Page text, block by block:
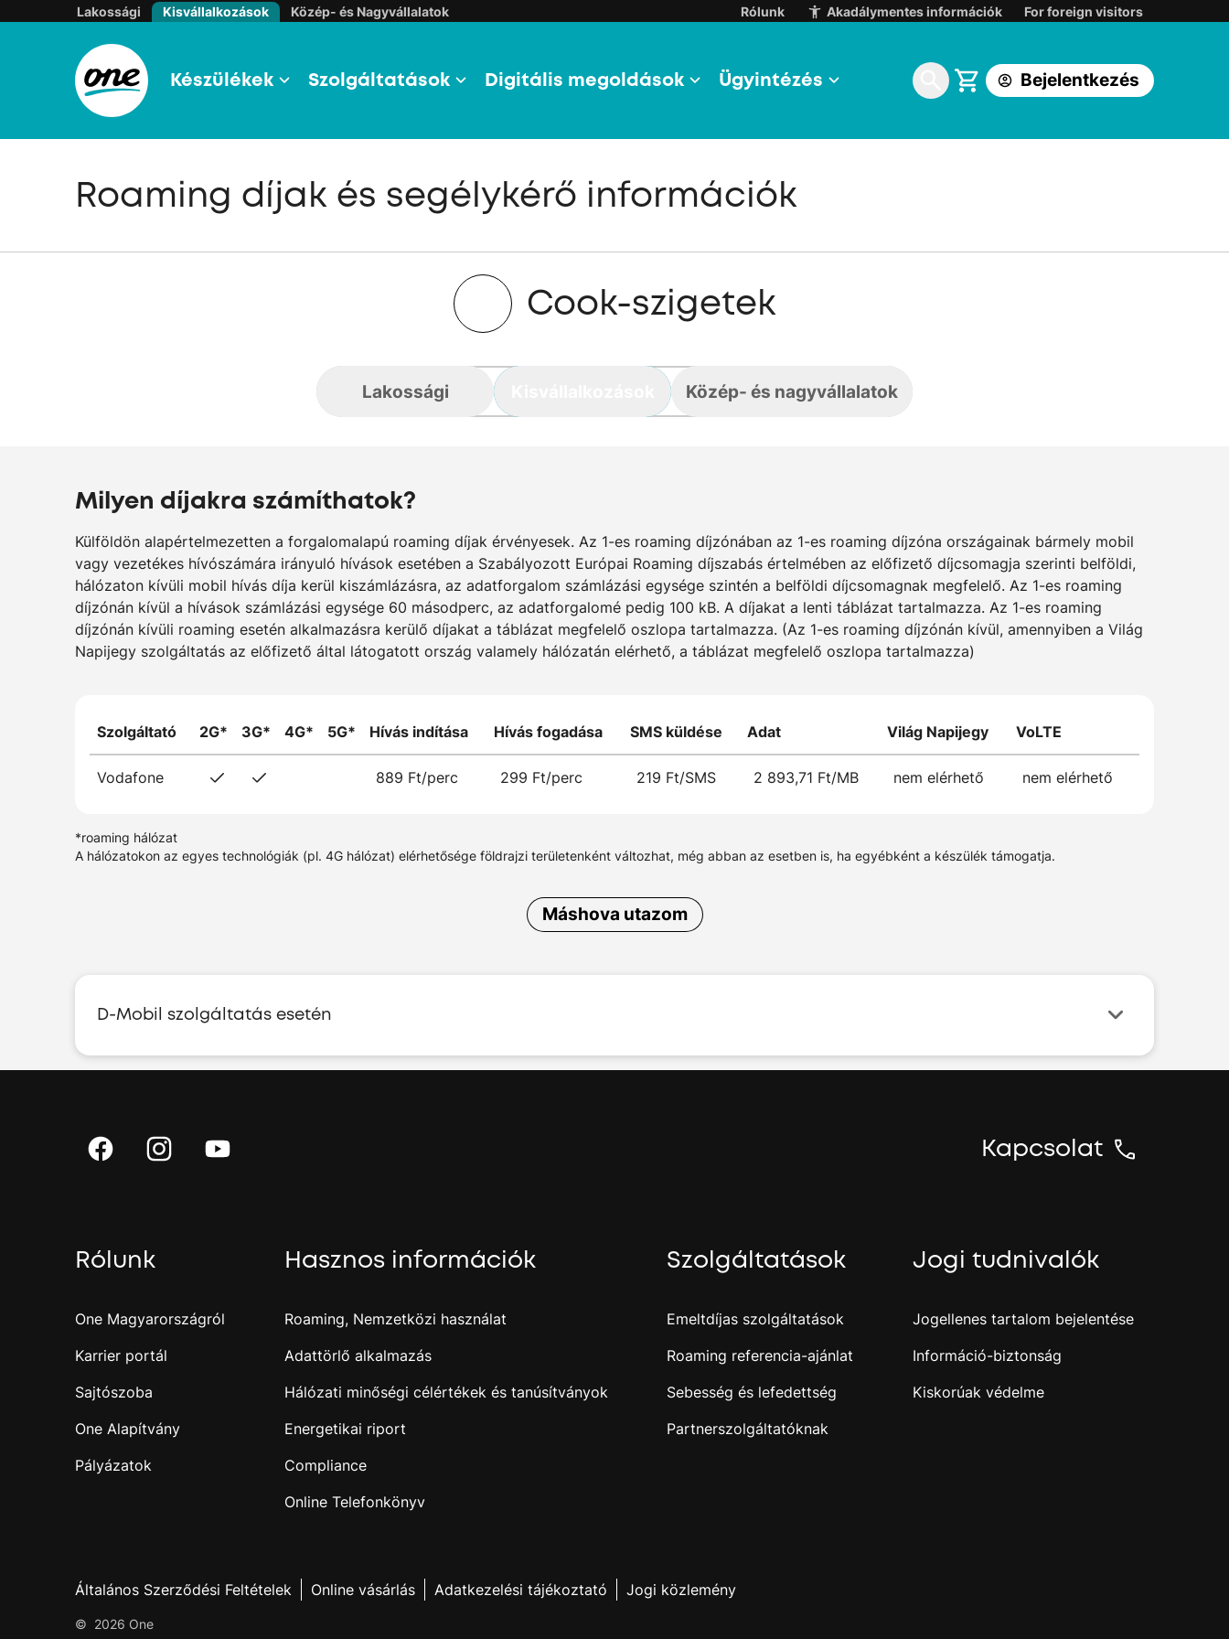
Lakossági Kisvállalkozások Közép- és Nagyvállalatok Rólunk Akadálymentes információk For foreign visitors
Készülékek Szolgáltatások Digitális megoldások Ügyintézés Bejelentkezés
Belépés:
One földfelszíni TV ügyfélkapuba
Roaming díjak és segélykérő információk
Cook-szigetek
Lakossági Közép- és nagyvállalatok
Milyen díjakra számíthatok?
Külföldön alapértelmezetten a forgalomalapú roaming díjak érvényesek. Az 1-es roaming díjzónában az 1-es roaming díjzóna országainak bármely mobil
vagy vezetékes hívószámára irányuló hívások esetében a Szabályozott Európai Roaming díjszabás értelmében az előfizető díjcsomagja szerinti belföldi,
hálózaton kívüli mobil hívás díja kerül kiszámlázásra, az adatforgalom számlázási egysége szintén a belföldi díjcsomagnak megfelelő. Az 1-es roaming
díjzónán kívül a hívások számlázási egysége 60 másodperc, az adatforgalomé pedig 100 kB. A díjakat a lenti táblázat tartalmazza. Az 1-es roaming
díjzónán kívüli roaming esetén alkalmazásra kerülő díjakat a táblázat megfelelő oszlopa tartalmazza. (Az 1-es roaming díjzónán kívül, amennyiben a Világ
Napijegy szolgáltatás az előfizető által látogatott ország valamely hálózatán elérhető, a táblázat megfelelő oszlopa tartalmazza)
Szolgáltató 2G* 3G* 4G* 5G* Hívás indítása Hívás fogadása SMS küldése Adat Világ Napijegy VoLTE
Vodafone 889 Ft/perc 299 Ft/perc 219 Ft/SMS 2 893,71 Ft/MB nem elérhető nem elérhető
*roaming hálózat
A hálózatokon az egyes technológiák (pl. 4G hálózat) elérhetősége földrajzi területenként változhat, még abban az esetben is, ha egyébként a készülék támogatja.
Máshova utazom
D-Mobil szolgáltatás esetén
Kapcsolat
Rólunk
One Magyarországról
Karrier portál
Sajtószoba
One Alapítvány
Pályázatok
Hasznos információk
Roaming, Nemzetközi használat
Adattörlő alkalmazás
Hálózati minőségi célértékek és tanúsítványok
Energetikai riport
Compliance
Online Telefonkönyv
Szolgáltatások
Emeltdíjas szolgáltatások
Roaming referencia-ajánlat
Sebesség és lefedettség
Partnerszolgáltatóknak
Jogi tudnivalók
Jogellenes tartalom bejelentése
Információ-biztonság
Kiskorúak védelme
Általános Szerződési Feltételek Online vásárlás Adatkezelési tájékoztató Jogi közlemény
© 2026 One